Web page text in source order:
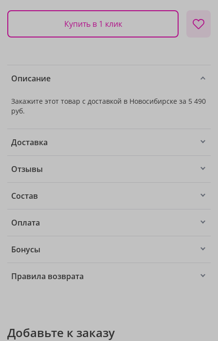
Купить в 1 клик
Описание
Закажите этот товар с доставкой в Новосибирске за 5 490
руб.
Доставка
Отзывы
Состав
Оплата
Бонусы
Правила возврата
Добавьте к заказу